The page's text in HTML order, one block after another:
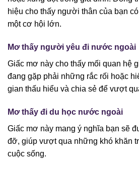
hiệu cho thấy người thân của bạn
một cơ hội lớn.
Mơ thấy người yêu đi nước ngoài
Giấc mơ này cho thấy mối quan hệ
đang gặp phải những rắc rối hoặc
gian thấu hiểu và chia sẻ để vượt
Mơ thấy đi du học nước ngoài
Giấc mơ này mang ý nghĩa bạn sẽ
đỡ, giúp vượt qua những khó khăn
cuộc sống.